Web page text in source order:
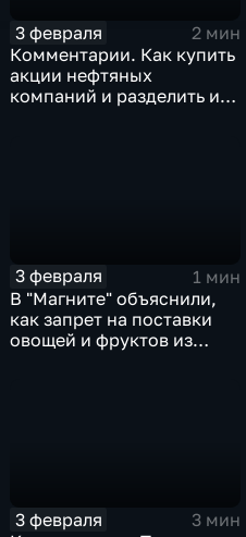
3 февраля
2 мин
Комментарии. Как купить
акции нефтяных
компаний и разделить их
3 февраля
1 мин
В "Магните" объяснили,
как запрет на поставки
овощей и фруктов из
3 февраля
3 мин